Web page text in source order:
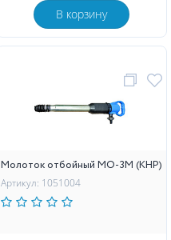
В корзину
Молоток отбойный MO-3M (КНР)
Артикул: 1051004